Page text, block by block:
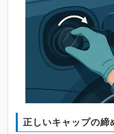
正しいキャップの締